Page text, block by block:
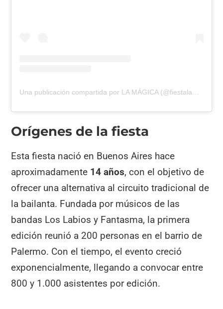
Orígenes de la fiesta
Esta fiesta nació en Buenos Aires hace
aproximadamente 14 años, con el objetivo de
ofrecer una alternativa al circuito tradicional de
la bailanta. Fundada por músicos de las
bandas Los Labios y Fantasma, la primera
edición reunió a 200 personas en el barrio de
Palermo. Con el tiempo, el evento creció
exponencialmente, llegando a convocar entre
800 y 1.000 asistentes por edición.